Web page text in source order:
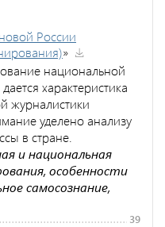
России
»
национальной
характеристика
журналистики
уделено анализу
в стране.
и национальная
особенности
самосознание,
39